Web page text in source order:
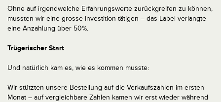
Ohne auf irgendwelche Erfahrungswerte zurückgreifen zu können,
mussten wir eine grosse Investition tätigen – das Label verlangte
eine Anzahlung über 50%.
Trügerischer Start
Und natürlich kam es, wie es kommen musste:
Wir stützten unsere Bestellung auf die Verkaufszahlen im ersten
Monat – auf vergleichbare Zahlen kamen wir erst wieder während